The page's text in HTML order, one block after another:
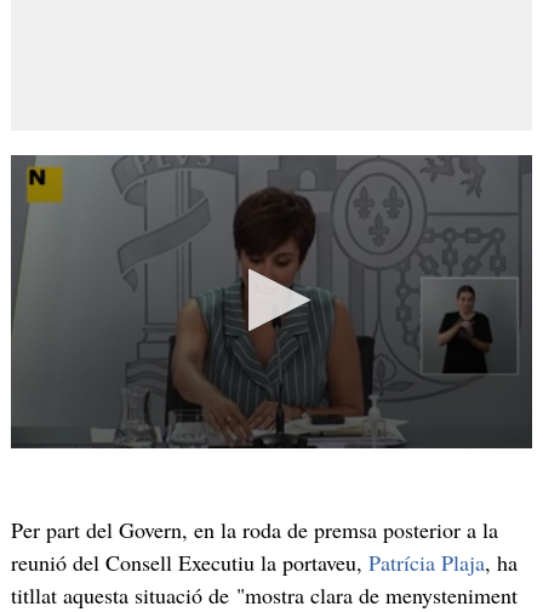
Per part del Govern, en la roda de premsa posterior a la
reunió del Consell Executiu la portaveu, Patrícia Plaja, ha
titllat aquesta situació de "mostra clara de menysteniment